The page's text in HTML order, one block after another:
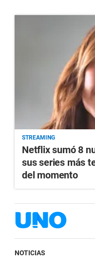
STREAMING
Netflix sumó 8
sus series más
del momento
NOTICIAS